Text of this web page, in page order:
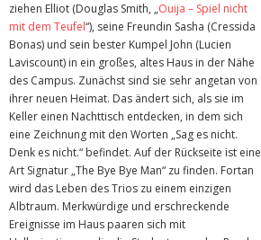
ziehen Elliot (Douglas Smith, „Ouija – Spiel nicht
mit dem Teufel“), seine Freundin Sasha (Cressida
Bonas) und sein bester Kumpel John (Lucien
Laviscount) in ein großes, altes Haus in der Nähe
des Campus. Zunächst sind sie sehr angetan von
ihrer neuen Heimat. Das ändert sich, als sie im
Keller einen Nachttisch entdecken, in dem sich
eine Zeichnung mit den Worten „Sag es nicht.
Denk es nicht.“ befindet. Auf der Rückseite ist eine
Art Signatur „The Bye Bye Man“ zu finden. Fortan
wird das Leben des Trios zu einem einzigen
Albtraum. Merkwürdige und erschreckende
Ereignisse im Haus paaren sich mit